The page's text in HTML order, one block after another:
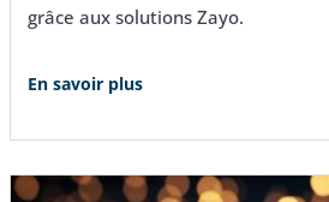
grâce aux solutions Zayo.
En savoir plus